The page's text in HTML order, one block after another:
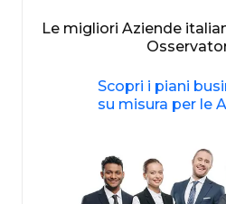
Le migliori Aziende
Scopri i piani
su misura per le